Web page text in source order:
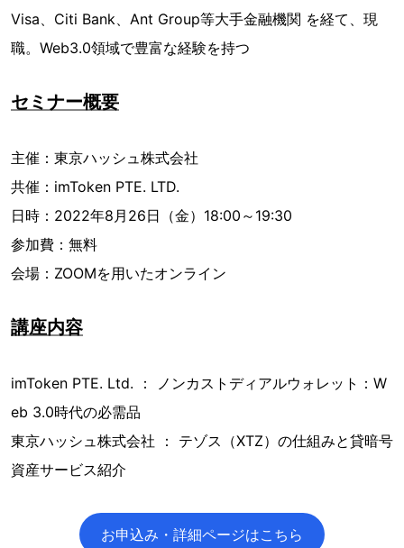
Visa、Citi Bank、Ant Group等大手金融機関 を経て、現
職。Web3.0領域で豊富な経験を持つ
セミナー概要
主催：東京ハッシュ株式会社
共催：imToken PTE. LTD.
日時：2022年8月26日（金）18:00～19:30
参加費：無料
会場：ZOOMを用いたオンライン
講座内容
imToken PTE. Ltd. ： ノンカストディアルウォレット：W
eb 3.0時代の必需品
東京ハッシュ株式会社 ： テゾス（XTZ）の仕組みと貸暗号
資産サービス紹介
お申込み・詳細ページはこちら